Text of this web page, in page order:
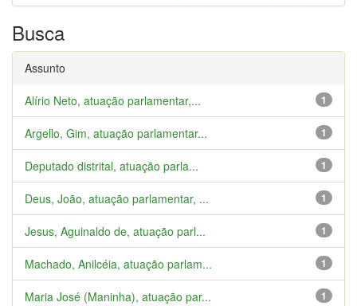
Busca
Assunto
1
Alírio Neto, atuação parlamentar,...
1
Argello, Gim, atuação parlamentar...
1
Deputado distrital, atuação parla...
1
Deus, João, atuação parlamentar, ...
1
Jesus, Aguinaldo de, atuação parl...
1
Machado, Anilcéia, atuação parlam...
1
Maria José (Maninha), atuação par...